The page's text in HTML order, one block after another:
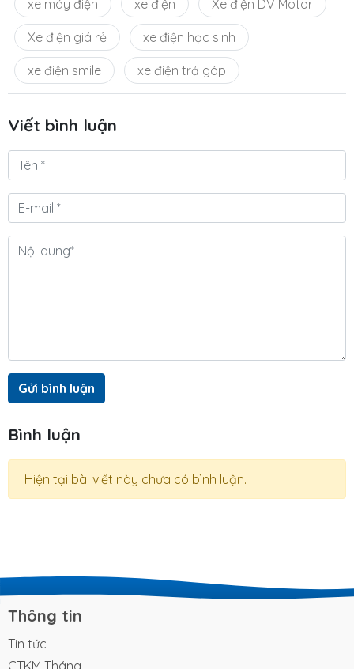
xe máy điện xe điện Xe điện DV Motor
Xe điện giá rẻ xe điện học sinh
xe điện smile xe điện trả góp
Viết bình luận
Gửi bình luận
Bình luận
Hiện tại bài viết này chưa có bình luận.
Thông tin
Tin tức